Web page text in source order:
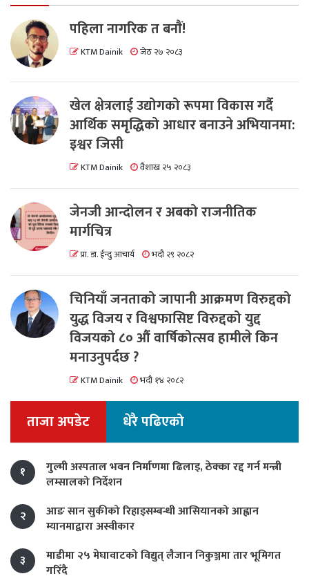
पहिला नागरिक त बनाैं!
KTM Dainik जेठ २७ २०८३
खेल क्षेत्रलाई उद्योगको रूपमा विकास गर्दै
आर्थिक समृद्धिको आधार बनाउने अभियानमा:
इश्वर जिसी
KTM Dainik वैशाख २५ २०८३
जेनजी आन्दोलन र अबको राजनीतिक
मार्गचित्र
प्रा. डा. ईन्दु आचार्य भदौ २९ २०८२
चिनियाँ जनताको जापानी आक्रमण विरुद्दको
युद्ध विजय र विश्वफासिष्ट विरुद्दको युद्द
विजयको ८० औं वार्षिकोत्सव हामीले किन
मनाउनुपर्दछ ?
KTM Dainik भदौ १४ २०८२
ताजा अपडेट धेरै पढिएको
१
गुल्मी अस्पताल भवन निर्माणमा ढिलाइ, ठेक्का रद्द गर्न मन्त्री
लम्सालको निर्देशन
२
आङ सान सुकीको रिहाइसम्बन्धी आसियानको आह्वान
म्यानमाद्वारा अस्वीकार
३
माडीमा २५ मेघावाटको विद्युत् लैजान निकुञ्जमा तार भूमिगत
गरिँदै